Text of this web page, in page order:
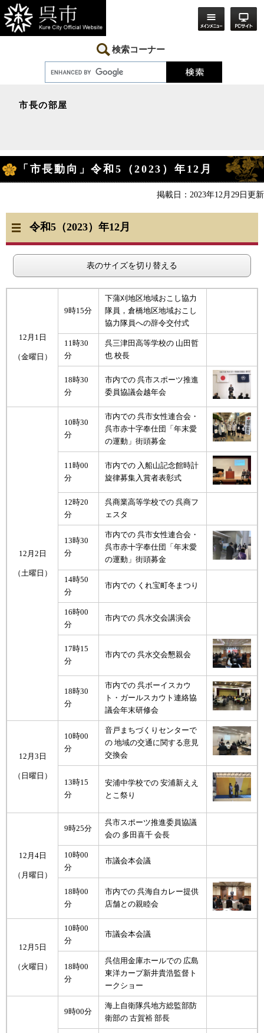
ー
ジ
の
ニ
ュ
ー
検索コーナー
市長の部屋
文
「市長動向」令和5（2023）年12月
掲載日：2023年12月29日更新
令和5（2023）年12月
表のサイズを切り替える
12月1日
（金曜日）
9時15分
下蒲刈地区地域おこし協力
隊員，倉橋地区地域おこし
協力隊員への辞令交付式
11時30
分
呉三津田高等学校の 山田哲
也 校長
18時30
分
市内での 呉市スポーツ推進
委員協議会越年会
12月2日
（土曜日）
10時30
分
市内での 呉市女性連合会・
呉市赤十字奉仕団「年末愛
の運動」街頭募金
11時00
分
市内での 入船山記念館時計
旋律募集入賞者表彰式
12時20
分
呉商業高等学校での 呉商フ
ェスタ
13時30
分
市内での 呉市女性連合会・
呉市赤十字奉仕団「年末愛
の運動」街頭募金
14時50
分
市内での くれ宝町冬まつり
16時00
分
市内での 呉水交会講演会
17時15
分
市内での 呉水交会懇親会
18時30
分
市内での 呉ボーイスカウ
ト・ガールスカウト連絡協
議会年末研修会
12月3日
（日曜日）
10時00
分
音戸まちづくりセンターで
の 地域の交通に関する意見
交換会
13時15
分
安浦中学校での 安浦新ええ
とこ祭り
12月4日
（月曜日）
9時25分
呉市スポーツ推進委員協議
会の 多田喜千 会長
10時00
分
市議会本会議
18時00
分
市内での 呉海自カレー提供
店舗との親睦会
12月5日
（火曜日）
10時00
分
市議会本会議
18時00
分
呉信用金庫ホールでの 広島
東洋カープ新井貴浩監督ト
ークショー
9時00分
海上自衛隊呉地方総監部防
衛部の 古賀裕 部長